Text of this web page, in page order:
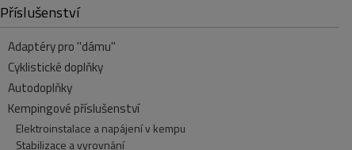
Příslušenství
Adaptéry pro "dámu"
Cyklistické doplňky
Autodoplňky
Kempingové příslušenství
Elektroinstalace a napájení v kempu
Stabilizace a vyrovnání